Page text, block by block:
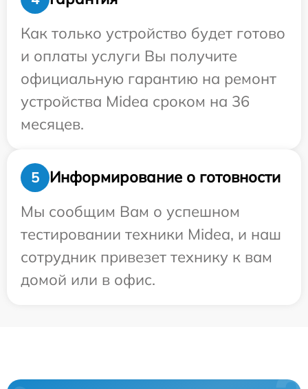
Как только устройство будет готово
и оплаты услуги Вы получите
официальную гарантию на ремонт
устройства Midea сроком на 36
месяцев.
5
Информирование о готовности
Мы сообщим Вам о успешном
тестировании техники Midea, и наш
сотрудник привезет технику к вам
домой или в офис.